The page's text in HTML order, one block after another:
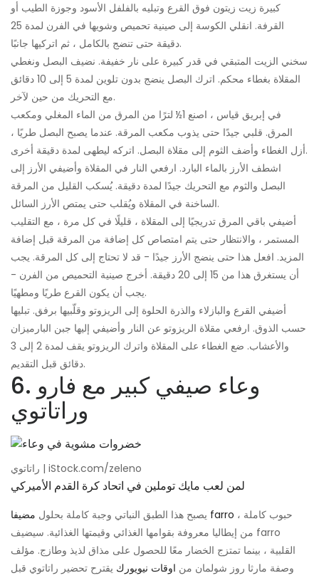
كبيرة زيت زيتون فوق القرع وتبليه بالفلفل الأسود وجوزة الطيب أو
القرفة. انقلي الكوسة إلى صينية تحميص وشويها في الفرن لمدة 25
دقيقة حتى تنضج بالكامل ، ثم اتركيها جانبًا.
سخني الزيت المتبقي في قدر كبيرة على نار خفيفة. نضيف البصل ونغطي
المقلاة بغطاء محكم. اترك البصل ينضج بدون تلوين لمدة 5 إلى 10 دقائق
مع التحريك من حين لآخر.
في إبريق قياس ، اصنع 1½ لترًا من المرق من الماء المغلي ومكعب
المرق. قلبي جيدًا حتى يذوب مكعب المرقة. عندما يصبح البصل طريًا ،
أزل الغطاء وأضف الثوم إلى مقلاة البصل. اتركه ليطهى لمدة دقيقة أخرى.
اشطف الأرز بالماء البارد. ارفعي النار في المقلاة وأضيفي الأرز إلى
البصل والثوم مع التحريك جيدًا لمدة دقيقة. يُسكب القليل من المرقة
الساخنة في المقلاة ويُقلب حتى يمتص الأرز السائل.
أضيفي باقي المرق تدريجيًا إلى المقلاة ، قليلًا في كل مرة ، مع التقليب
المستمر ، والانتظار حتى يتم امتصاص كل إضافة من المرقة قبل إضافة
المزيد. افعل هذا حتى ينضج الأرز جيدًا - قد لا تحتاج إلى كل المرقة. يجب
أن يستغرق هذا من 15 إلى 20 دقيقة. أخرج صينية التحميص من الفرن -
يجب أن يكون القرع طريًا ومطهيًا.
أضيفي القرع والبازلاء والذرة الحلوة إلى الريزوتو وقلّبيها برفق. تبليها
حسب الذوق. ارفعي مقلاة الريزوتو عن النار وأضيفي إليها جبن البارميزان
والأعشاب. ضع الغطاء على المقلاة واترك الريزوتو يقف لمدة 2 إلى 3
دقائق قبل التقديم.
6. وعاء صيفي كبير مع فارو
وراتاتوي
راتاتوي | iStock.com/zeleno
لمن لعب مايك توملين في اتحاد كرة القدم الأميركي
يصبح هذا الطبق النباتي وجبة كاملة بحلول مضيفا farro ، حبوب كاملة
من إيطاليا معروفة بقوامها الغذائي وقيمتها الغذائية. سيضيف farro
القلبية ، بينما تمتزج الخضار معًا للحصول على مذاق لذيذ وطازج. مؤلف
وصفة مارثا روز شولمان من اوقات نيويورك يقترح تحضير راتاتوي قبل